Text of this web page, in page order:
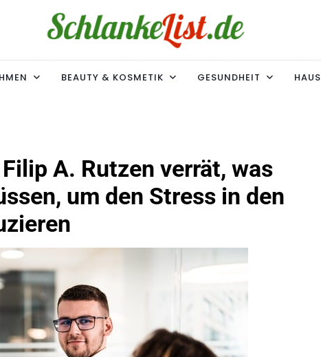
List.de
ADIPOSITAS? SIE SIND NICHT ALLEIN!
BEAUTY & KOSMETIK GESUNDHEIT
A. Rutzen verrät, was
um den Stress in den